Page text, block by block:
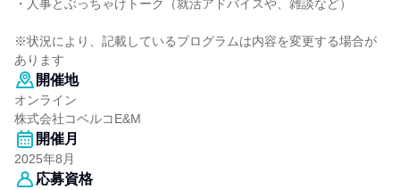
・人事とぶっちゃけトーク（就活アドバイスや、雑談など）
※状況により、記載しているプログラムは内容を変更する場合が
あります
開催地
オンライン
株式会社コベルコE&M
開催月
2025年8月
応募資格